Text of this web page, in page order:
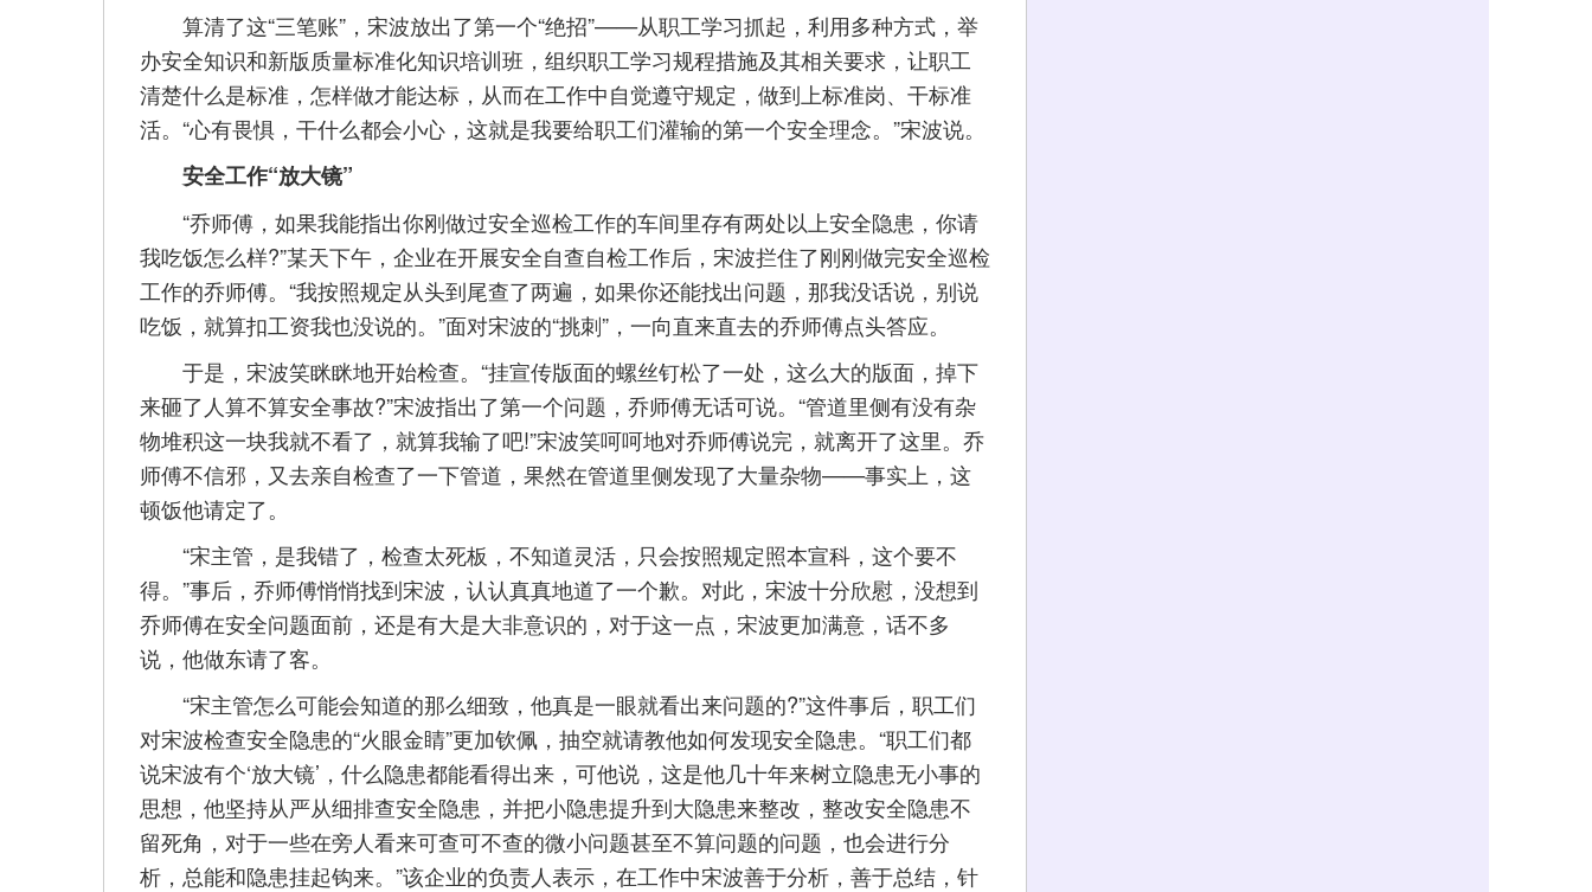
算清了这“三笔账”，宋波放出了第一个“绝招”——从职工学习抓起，利用多种方式，举
办安全知识和新版质量标准化知识培训班，组织职工学习规程措施及其相关要求，让职工
清楚什么是标准，怎样做才能达标，从而在工作中自觉遵守规定，做到上标准岗、干标准
活。“心有畏惧，干什么都会小心，这就是我要给职工们灌输的第一个安全理念。”宋波说。
安全工作“放大镜”
“乔师傅，如果我能指出你刚做过安全巡检工作的车间里存有两处以上安全隐患，你请
我吃饭怎么样?”某天下午，企业在开展安全自查自检工作后，宋波拦住了刚刚做完安全巡检
工作的乔师傅。“我按照规定从头到尾查了两遍，如果你还能找出问题，那我没话说，别说
吃饭，就算扣工资我也没说的。”面对宋波的“挑刺”，一向直来直去的乔师傅点头答应。
于是，宋波笑眯眯地开始检查。“挂宣传版面的螺丝钉松了一处，这么大的版面，掉下
来砸了人算不算安全事故?”宋波指出了第一个问题，乔师傅无话可说。“管道里侧有没有杂
物堆积这一块我就不看了，就算我输了吧!”宋波笑呵呵地对乔师傅说完，就离开了这里。乔
师傅不信邪，又去亲自检查了一下管道，果然在管道里侧发现了大量杂物——事实上，这
顿饭他请定了。
“宋主管，是我错了，检查太死板，不知道灵活，只会按照规定照本宣科，这个要不
得。”事后，乔师傅悄悄找到宋波，认认真真地道了一个歉。对此，宋波十分欣慰，没想到
乔师傅在安全问题面前，还是有大是大非意识的，对于这一点，宋波更加满意，话不多
说，他做东请了客。
“宋主管怎么可能会知道的那么细致，他真是一眼就看出来问题的?”这件事后，职工们
对宋波检查安全隐患的“火眼金睛”更加钦佩，抽空就请教他如何发现安全隐患。“职工们都
说宋波有个‘放大镜’，什么隐患都能看得出来，可他说，这是他几十年来树立隐患无小事的
思想，他坚持从严从细排查安全隐患，并把小隐患提升到大隐患来整改，整改安全隐患不
留死角，对于一些在旁人看来可查可不查的微小问题甚至不算问题的问题，也会进行分
析，总能和隐患挂起钩来。”该企业的负责人表示，在工作中宋波善于分析，善于总结，针